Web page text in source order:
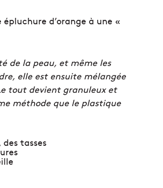
épluchure d’orange à une «
de la peau, et même les
elle est ensuite mélangée
tout devient granuleux et
méthode que le plastique